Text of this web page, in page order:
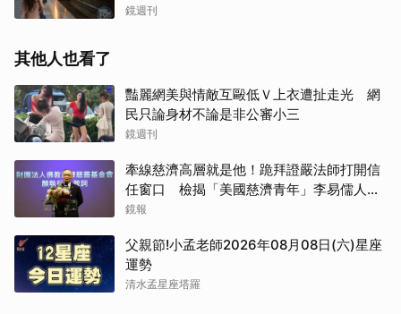
鏡週刊
其他人也看了
豔麗網美與情敵互毆低Ｖ上衣遭扯走光 網
民只論身材不論是非公審小三
鏡週刊
牽線慈濟高層就是他！跪拜證嚴法師打開信
任窗口 檢揭「美國慈濟青年」李易儒人脈
網絡
鏡報
父親節!小孟老師2026年08月08日(六)星座
運勢
清水孟星座塔羅